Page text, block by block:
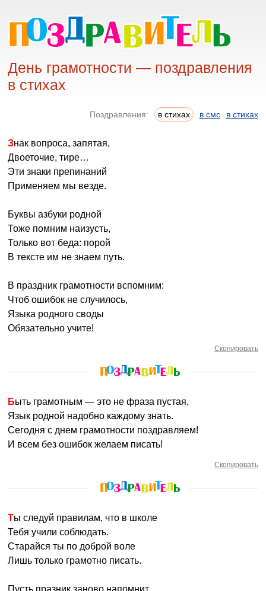
День грамотности — поздравления
в стихах
Поздравления: в стихах в смс в стихах
Знак вопроса, запятая,
Двоеточие, тире…
Эти знаки препинаний
Применяем мы везде.
Буквы азбуки родной
Тоже помним наизусть,
Только вот беда: порой
В тексте им не знаем путь.
В праздник грамотности вспомним:
Чтоб ошибок не случилось,
Языка родного своды
Обязательно учите!
Скопировать
Быть грамотным — это не фраза пустая,
Язык родной надобно каждому знать.
Сегодня с днем грамотности поздравляем!
И всем без ошибок желаем писать!
Скопировать
Ты следуй правилам, что в школе
Тебя учили соблюдать.
Старайся ты по доброй воле
Лишь только грамотно писать.
Пусть празник заново напомнит,